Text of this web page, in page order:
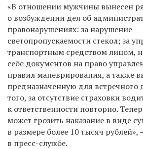
«В отношении мужчины вынесен
о возбуждении дел об
правонарушениях: за нарушение
светопропускаемости стекол; за
транспортным средством лицом,
себе документов на право
правил маневрирования, а также
предназначенную для
того, за отсутствие страховки
к ответственности повторно.
может грозить наказание в виде
в размере более 10 тысяч рублей»,
в пресс-службе.